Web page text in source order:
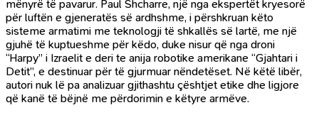
mënyrë të pavarur. Paul Shcharre, një nga ekspertët kryesorë
për luftën e gjeneratës së ardhshme, i përshkruan këto
sisteme armatimi me teknologji të shkallës së lartë, me një
gjuhë të kuptueshme për këdo, duke nisur që nga droni
“Harpy” i Izraelit e deri te anija robotike amerikane “Gjahtari i
Detit”, e destinuar për të gjurmuar nëndetëset. Në këtë libër,
autori nuk lë pa analizuar gjithashtu çështjet etike dhe ligjore
që kanë të bëjnë me përdorimin e këtyre armëve.